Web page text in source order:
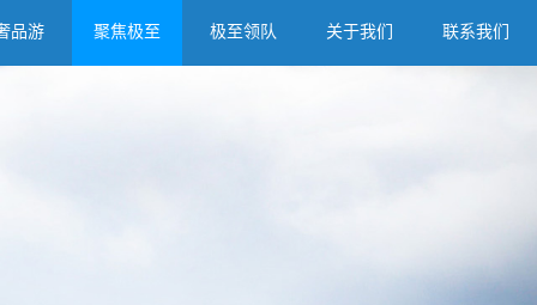
品游 聚焦极至 极至领队 关于我们 联系我们